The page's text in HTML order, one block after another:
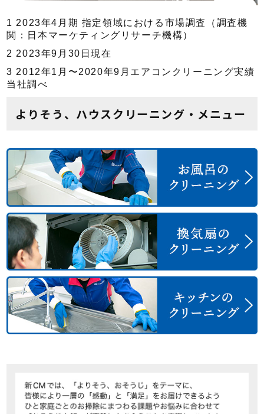
1 2023年4月期 指定領域における市場調査（調査機
関：日本マーケティングリサーチ機構）
2 2023年9月30日現在
3 2012年1月〜2020年9月エアコンクリーニング実績
当社調べ
よりそう、ハウスクリーニング・メニュー